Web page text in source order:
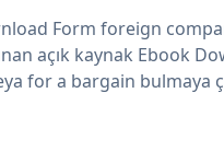
Form foreign
açık kaynak Ebook
for a bargain bulmaya